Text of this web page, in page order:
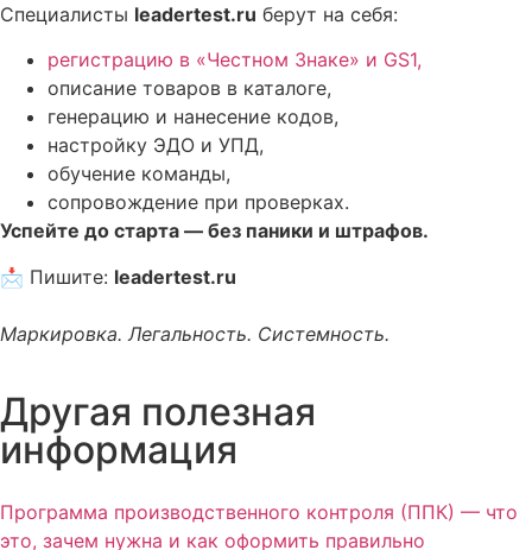
Специалисты leadertest.ru берут на себя:
регистрацию в «Честном Знаке» и GS1,
описание товаров в каталоге,
генерацию и нанесение кодов,
настройку ЭДО и УПД,
обучение команды,
сопровождение при проверках.
Успейте до старта — без паники и штрафов.
📩 Пишите: leadertest.ru
Маркировка. Легальность. Системность.
Другая полезная
информация
Программа производственного контроля (ППК) — что
это, зачем нужна и как оформить правильно